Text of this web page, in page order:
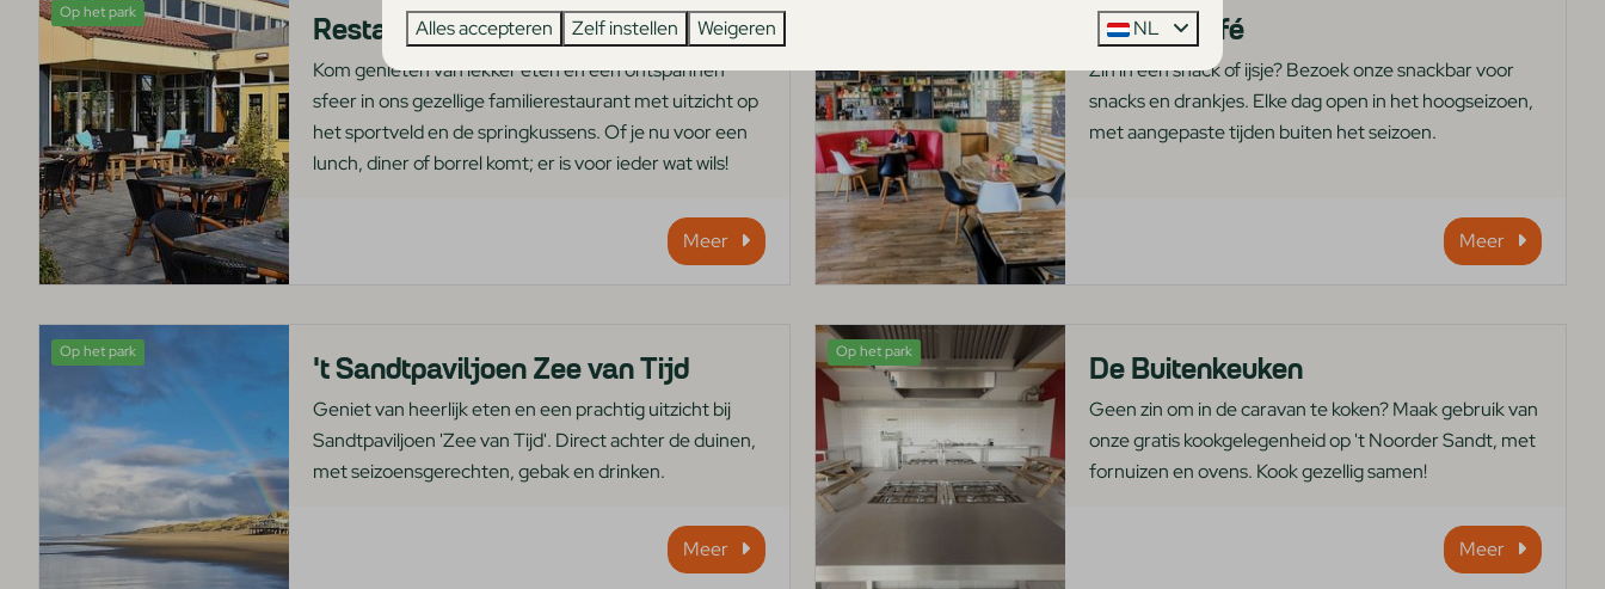
Op het park Restaurant 't Sandt
Kom genieten van lekker eten en een ontspannen
sfeer in ons gezellige familierestaurant met uitzicht op
het sportveld en de springkussens. Of je nu voor een
lunch, diner of borrel komt; er is voor ieder wat wils!
Meer
't Sandtcafé
Zin in een snack of ijsje? Bezoek onze snackbar voor
snacks en drankjes. Elke dag open in het hoogseizoen,
met aangepaste tijden buiten het seizoen.
Meer
Op het park 't Sandtpaviljoen Zee van Tijd
Geniet van heerlijk eten en een prachtig uitzicht bij
Sandtpaviljoen 'Zee van Tijd'. Direct achter de duinen,
met seizoensgerechten, gebak en drinken.
Meer
Op het park De Buitenkeuken
Geen zin om in de caravan te koken? Maak gebruik van
onze gratis kookgelegenheid op 't Noorder Sandt, met
fornuizen en ovens. Kook gezellig samen!
Meer
Alles accepteren Zelf instellen Weigeren NL